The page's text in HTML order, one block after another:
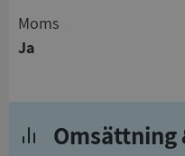
Moms
Ja